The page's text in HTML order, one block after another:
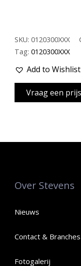
SKU: 0120300XXX
Tag: 0120300XXX
Add to Wishlist
Over Stevens
Nieuws
Contact & Branches
Fotogalerij